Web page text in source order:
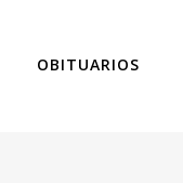
OBITUARIOS